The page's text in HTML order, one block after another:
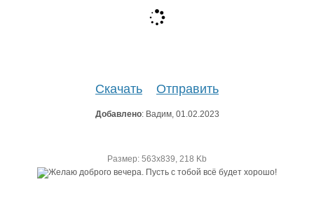
Скачать Отправить
Добавлено: Вадим, 01.02.2023
Размер: 563х839, 218 Kb